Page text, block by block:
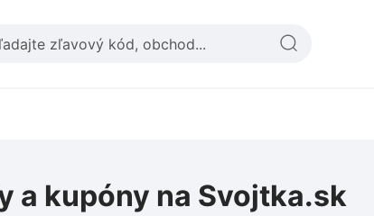
a kupóny na Svojtka.sk